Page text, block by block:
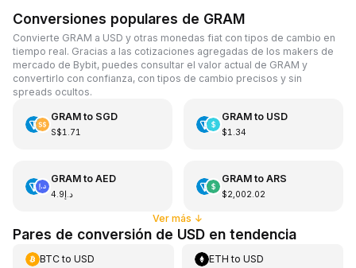
Conversiones populares de GRAM
Convierte GRAM a USD y otras monedas fiat con tipos de cambio en
tiempo real. Gracias a las cotizaciones agregadas de los makers de
mercado de Bybit, puedes consultar el valor actual de GRAM y
convertirlo con confianza, con tipos de cambio precisos y sin
spreads ocultos.
GRAMto SGD
S$1.71
GRAMto USD
$1.34
GRAMto AED
د.إ4.9
GRAMto ARS
$2,002.02
Ver más ↓
Pares de conversión de USD en tendencia
BTCto USD ETH toUSD